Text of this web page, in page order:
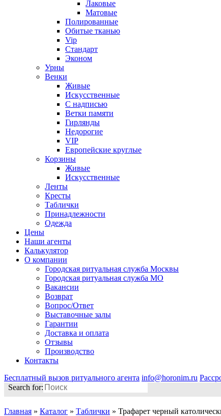
Лаковые
Матовые
Полированные
Обитые тканью
Vip
Стандарт
Эконом
Урны
Венки
Живые
Искусственные
С надписью
Ветки памяти
Гирлянды
Недорогие
VIP
Европейские круглые
Корзины
Живые
Искусственные
Ленты
Кресты
Таблички
Принадлежности
Одежда
Цены
Наши агенты
Калькулятор
О компании
Городская ритуальная служба Москвы
Городская ритуальная служба МО
Вакансии
Возврат
Вопрос/Ответ
Выставочные залы
Гарантии
Доставка и оплата
Отзывы
Производство
Контакты
Бесплатный вызов ритуального агента info@horonim.ru
Search for:
Главная » Каталог » Таблички » Трафарет черный